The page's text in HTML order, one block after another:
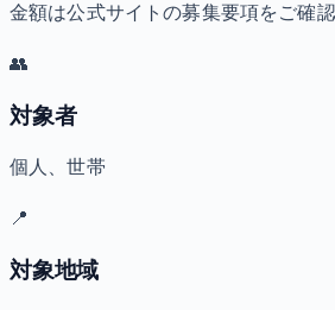
金額は公式サイトの募集要項をご確
👥
対象者
個人、世帯
📍
対象地域